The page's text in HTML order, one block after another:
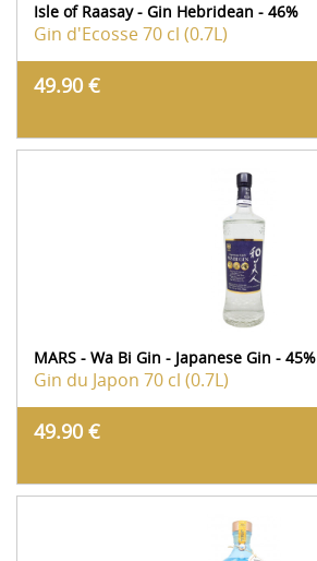
Isle of Raasay - Gin Hebridean - 46%
Gin d'Ecosse70 cl (0.7L)
49.90 €
MARS - Wa Bi Gin - Japanese Gin - 45%
Gin du Japon 70 cl (0.7L)
49.90 €